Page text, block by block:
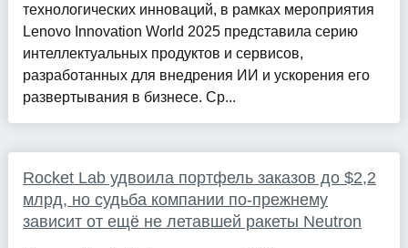
технологических инноваций, в рамках мероприятия
Lenovo Innovation World 2025 представила серию
интеллектуальных продуктов и сервисов,
разработанных для внедрения ИИ и ускорения его
развертывания в бизнесе. Ср...
Rocket Lab удвоила портфель заказов до $2,2
млрд, но судьба компании по-прежнему
зависит от ещё не летавшей ракеты Neutron